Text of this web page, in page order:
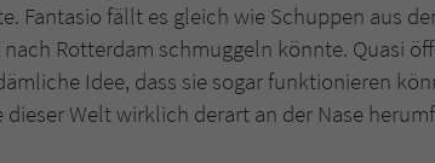
Fantasio fällt es gleich wie Schuppen aus
Rotterdam schmuggeln könnte. Quasi
Idee, dass sie sogar funktionieren
Welt wirklich derart an der Nase